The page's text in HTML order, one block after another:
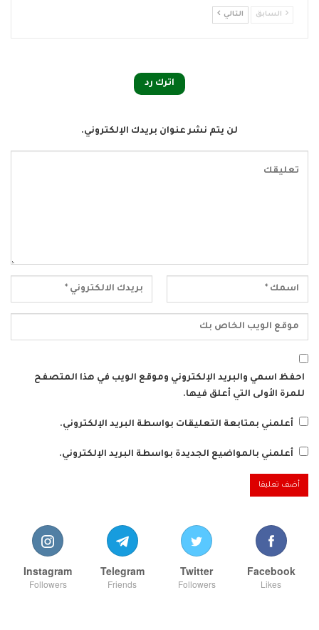
السابق التالي
اترك رد
لن يتم نشر عنوان بريدك الإلكتروني.
احفظ اسمي والبريد الإلكتروني وموقع الويب في هذا المتصفح
للمرة الأولى التي أعلق فيها.
أعلمني بمتابعة التعليقات بواسطة البريد الإلكتروني.
أعلمني بالمواضيع الجديدة بواسطة البريد الإلكتروني.
Facebook
Likes
Twitter
Followers
Telegram
Friends
Instagram
Followers